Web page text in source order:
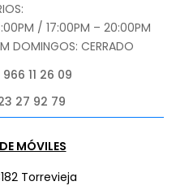
/ 17:00PM – 20:00PM
DOMINGOS: CERRADO
966 11 26 09
27 92 79
MÓVILES
Torrevieja